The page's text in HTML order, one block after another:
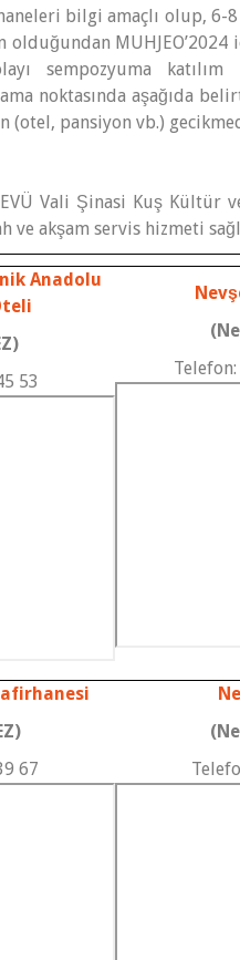
bilgi amaçlı olup,
olduğundan
sempozyuma katılım
noktasında aşağıda
(otel, pansiyon vb.)
Vali Şinasi Kuş Kültür
ve akşam servis hizmeti
Anadolu
53
67